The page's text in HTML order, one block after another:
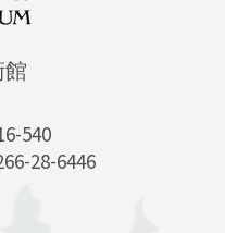
館
540
28-6446